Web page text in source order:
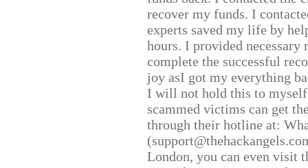
recover my funds. I
experts saved my life by
hours. I provided
complete the successful
joy asI got my everything
I will not hold this to
scammed victims can get
through their hotline at:
London, you can even visit